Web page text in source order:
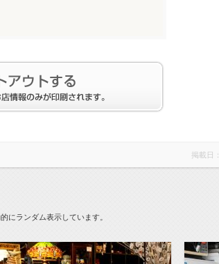
掲載日：
にランダム表示しています。